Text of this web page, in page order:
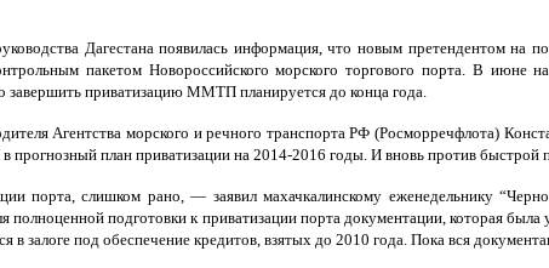
Дагестана появилась информация, что новым претендентом
пакетом Новороссийского морского торгового порта. В июне
приватизацию ММТП планируется до конца года.
Агентства морского и речного транспорта РФ (Росморречфлота)
план приватизации на 2014-2016 годы. И вновь против быстрой
порта, слишком рано, — заявил махачкалинскому еженедельнику
полноценной подготовки к приватизации порта документации, которая
в залоге под обеспечение кредитов, взятых до 2010 года. Пока вся